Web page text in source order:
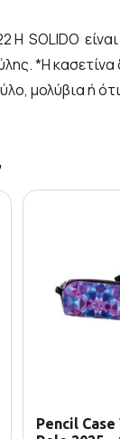
SOLIDO
*Η κασετίνα
μολύβια ή
Pencil